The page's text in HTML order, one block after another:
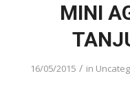
MINI
16/05/2015 / in